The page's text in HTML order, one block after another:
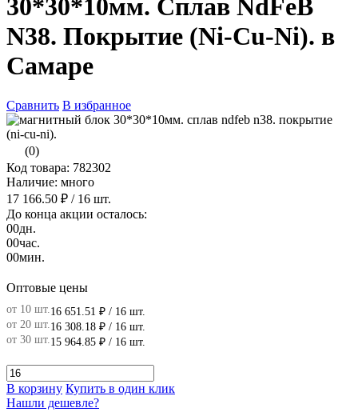
30*30*10мм. Сплав NdFeB
N38. Покрытие (Ni-Cu-Ni). в
Самаре
Сравнить В избранное
(0)
Код товара: 782302
Наличие: много
17 166.50 ₽ / 16 шт.
До конца акции осталось:
00дн.
00час.
00мин.
Оптовые цены
от 10 шт. 16 651.51 ₽ / 16 шт.
от 20 шт. 16 308.18 ₽ / 16 шт.
от 30 шт. 15 964.85 ₽ / 16 шт.
В корзину Купить в один клик
Нашли дешевле?